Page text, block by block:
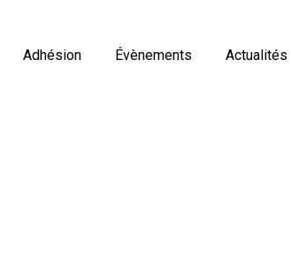
Adhésion Évènements Actualités